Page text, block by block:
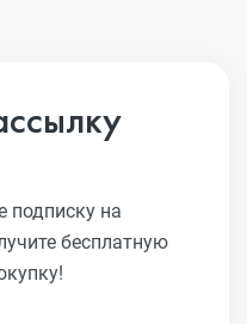
подписку на
бесплатную